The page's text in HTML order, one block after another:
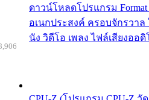
ดาวน์โหลดโปรแกรม
อเนกประสงค์ ครอบจักรวา
นัง วิดีโอ เพลง ไฟล์เสียงออดิ